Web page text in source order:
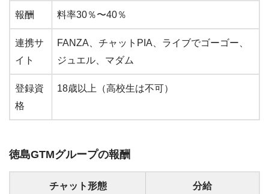
報酬 料率30％〜40％
連携サ
イト
FANZA、チャットPIA、ライブでゴーゴー、
ジュエル、マダム
登録資
格
18歳以上（高校生は不可）
徳島GTMグループの報酬
チャット形態 分給